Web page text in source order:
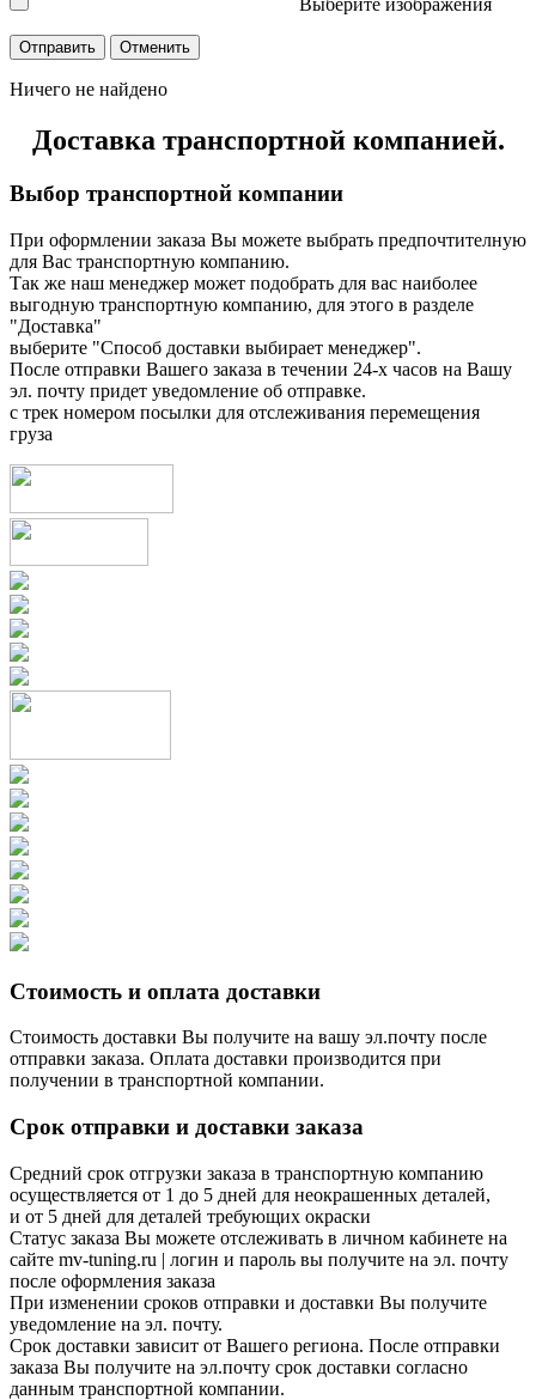
Выберите изображения
Ничего не найдено
Доставка транспортной компанией.
Выбор транспортной компании
При оформлении заказа Вы можете выбрать предпочтителную
для Вас транспортную компанию.
Так же наш менеджер может подобрать для вас наиболее
выгодную транспортную компанию, для этого в разделе
"Доставка"
выберите "Способ доставки выбирает менеджер".
После отправки Вашего заказа в течении 24-х часов на Вашу
эл. почту придет уведомление об отправке.
с трек номером посылки для отслеживания перемещения
груза
Стоимость и оплата доставки
Стоимость доставки Вы получите на вашу эл.почту после
отправки заказа. Оплата доставки производится при
получении в транспортной компании.
Срок отправки и доставки заказа
Средний срок отгрузки заказа в транспортную компанию
осуществляется от 1 до 5 дней для неокрашенных деталей,
и от 5 дней для деталей требующих окраски
Статус заказа Вы можете отслеживать в личном кабинете на
сайте mv-tuning.ru | логин и пароль вы получите на эл. почту
после оформления заказа
При изменении сроков отправки и доставки Вы получите
уведомление на эл. почту.
Срок доставки зависит от Вашего региона. После отправки
заказа Вы получите на эл.почту срок доставки согласно
данным транспортной компании.